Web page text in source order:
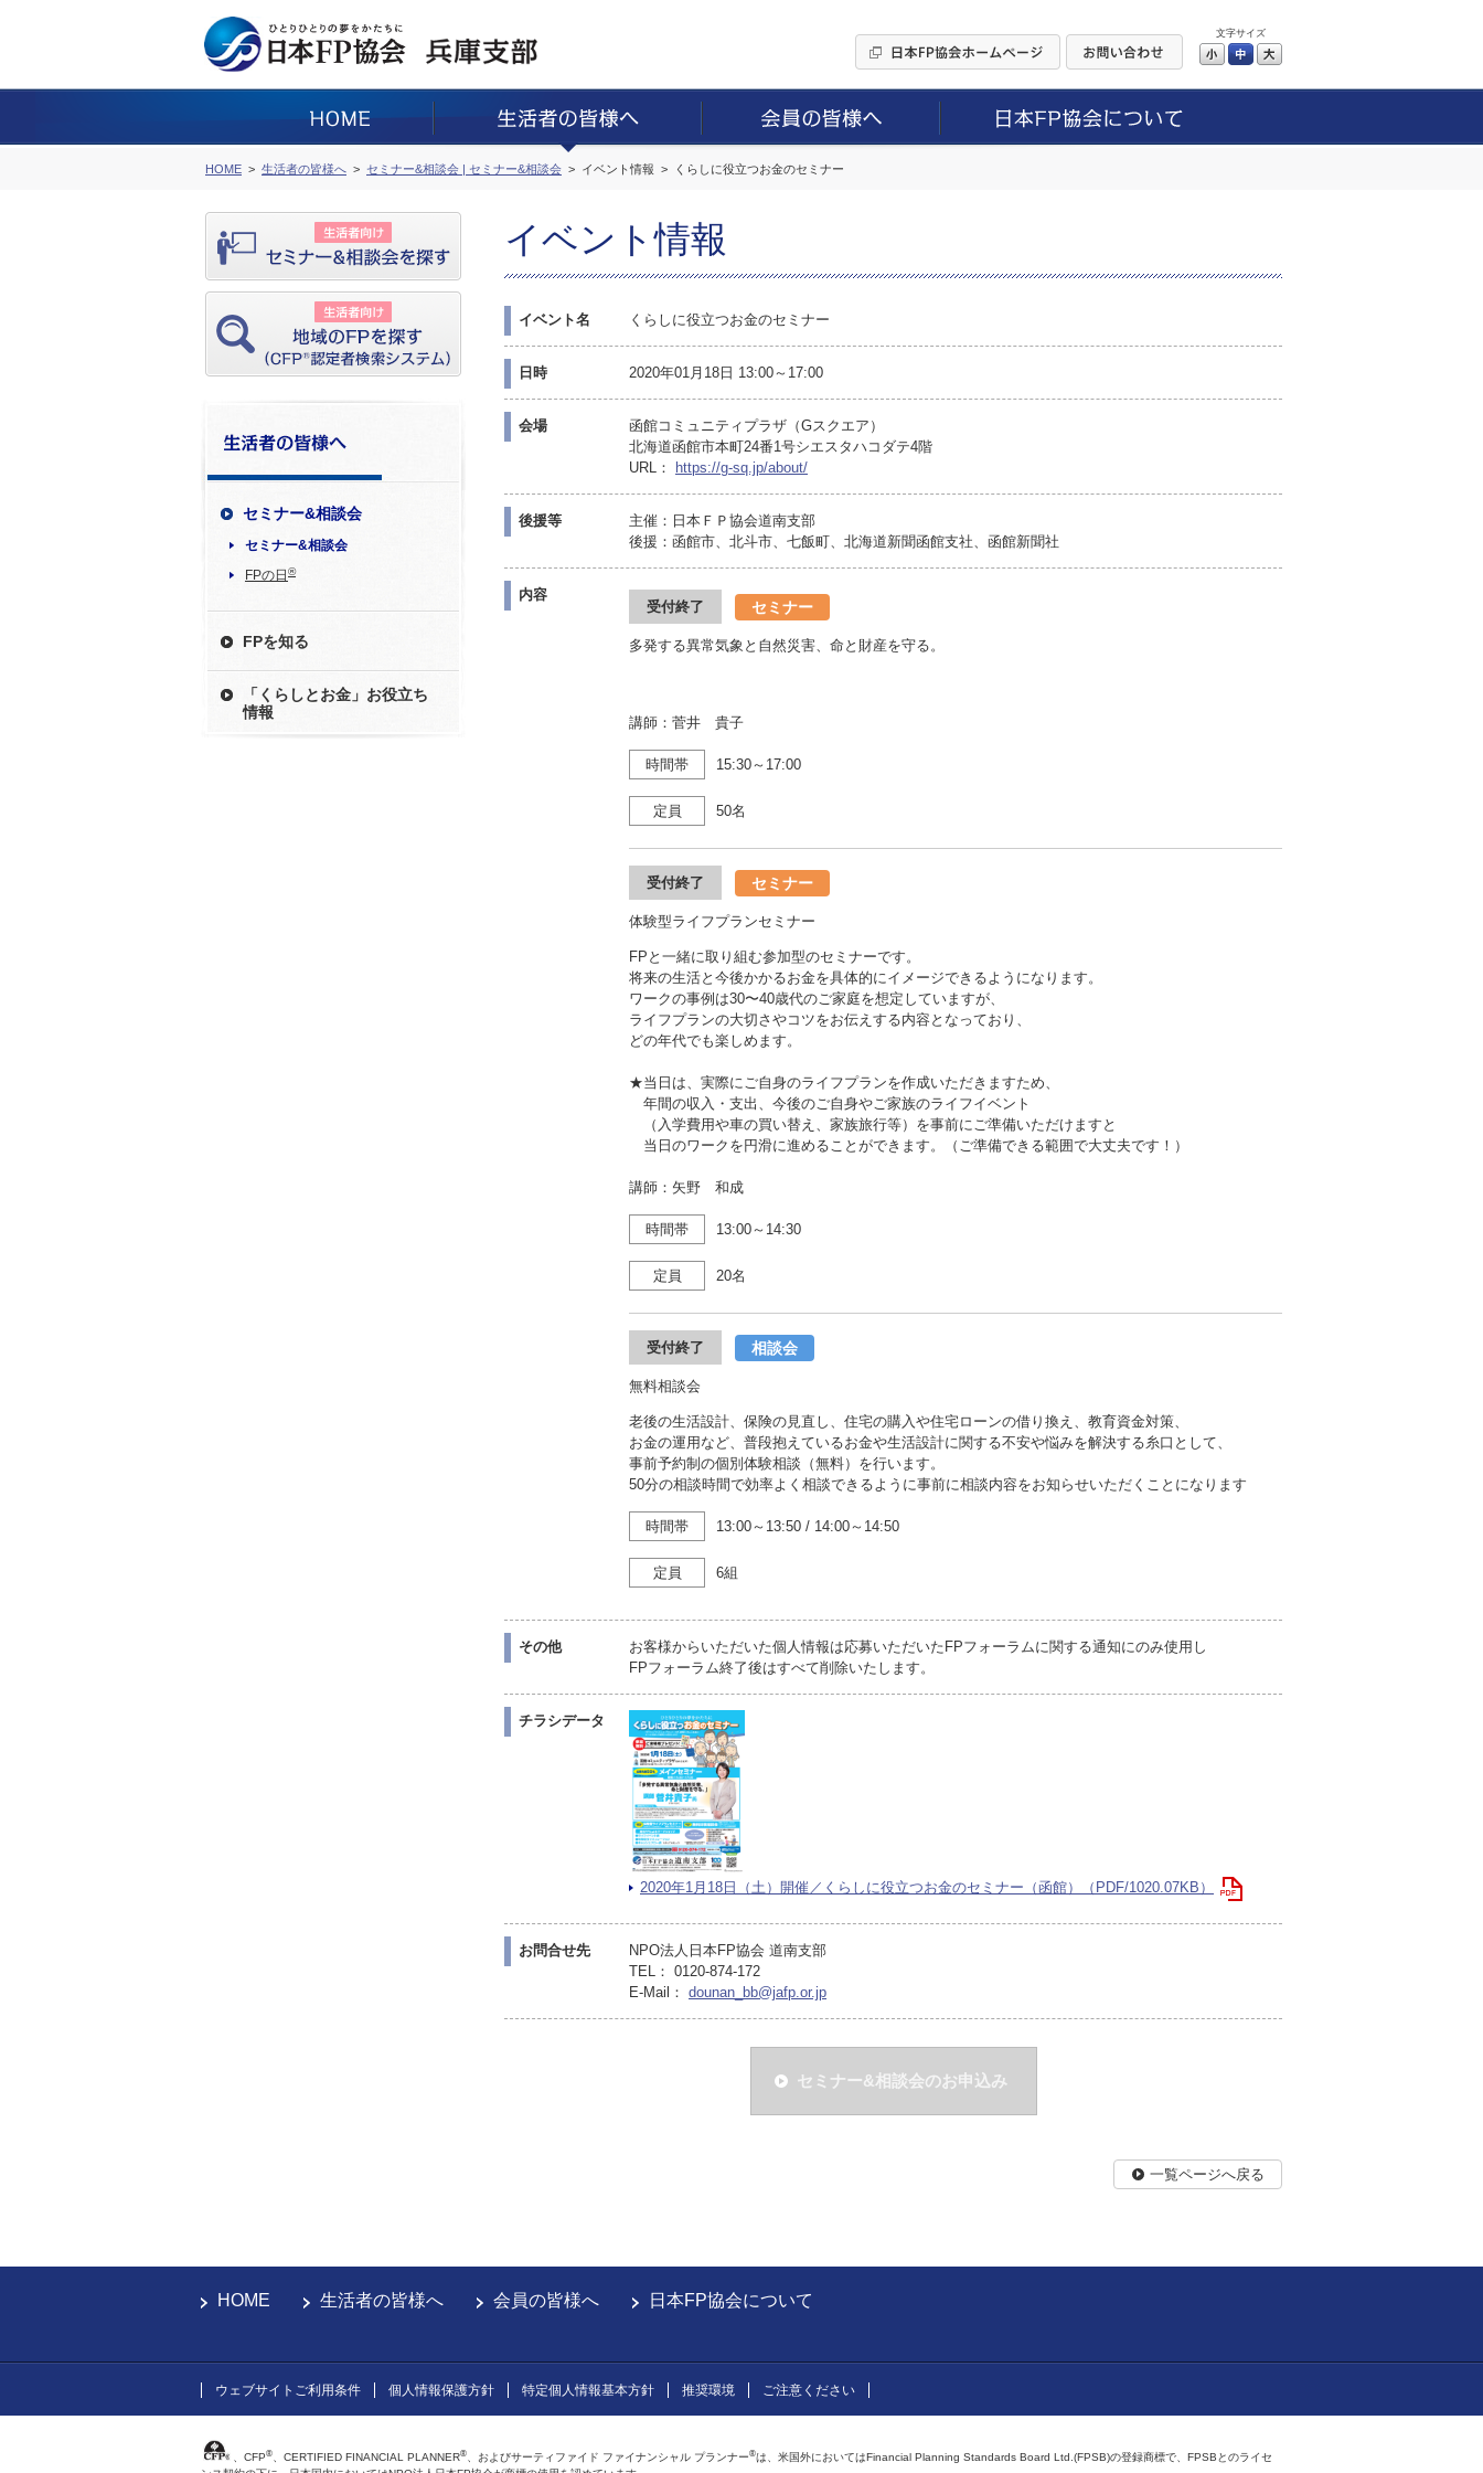
文字サイズ
小 中
HOME 生活者の皆様へ セミナー&相談会 | セミナー&相談会 イベント情報 くらしに役立つお金のセミナー
セミナー&相談会
セミナー&相談会
FPの日 ®
FPを知る
「くらしとお金」お役立ち
情報
イベント情報
イベント名 くらしに役立つお金のセミナー
日時 2020年01月18日 13:00～17:00
会場
函館コミュニティプラザ（Gスクエア）
北海道函館市本町24番1号シエスタハコダテ4階
URL：
https://g-sq.jp/about/
後援等
主催：日本ＦＰ協会道南支部
後援：函館市、北斗市、七飯町、北海道新聞函館支社、函館新聞社
内容
受付終了 セミナー
多発する異常気象と自然災害、命と財産を守る。
講師：菅井 貴子
時間帯 15:30～17:00
定員 50名
受付終了 セミナー
体験型ライフプランセミナー
FPと一緒に取り組む参加型のセミナーです。
将来の生活と今後かかるお金を具体的にイメージできるようになります。
ワークの事例は30〜40歳代のご家庭を想定していますが、
ライフプランの大切さやコツをお伝えする内容となっており、
どの年代でも楽しめます。
★当日は、実際にご自身のライフプランを作成いただきますため、
年間の収入・支出、今後のご自身やご家族のライフイベント
（入学費用や車の買い替え、家族旅行等）を事前にご準備いただけますと
当日のワークを円滑に進めることができます。（ご準備できる範囲で大丈夫です！）
講師：矢野 和成
時間帯 13:00～14:30
定員 20名
受付終了 相談会
無料相談会
老後の生活設計、保険の見直し、住宅の購入や住宅ローンの借り換え、教育資金対策、
お金の運用など、普段抱えているお金や生活設計に関する不安や悩みを解決する糸口として、
事前予約制の個別体験相談（無料）を行います。
50分の相談時間で効率よく相談できるように事前に相談内容をお知らせいただくことになります
時間帯 13:00～13:50 / 14:00～14:50
定員 6組
その他
お客様からいただいた個人情報は応募いただいたFPフォーラムに関する通知にのみ使用し
FPフォーラム終了後はすべて削除いたします。
チラシデータ
2020年1月18日（土）開催／くらしに役立つお金のセミナー（函館）（PDF/1020.07KB）
お問合せ先
NPO法人日本FP協会 道南支部
TEL： 0120-874-172
E-Mail： dounan_bb@jafp.or.jp
セミナー&相談会のお申込み
一覧ページへ戻る
HOME 生活者の皆様へ 会員の皆様へ 日本FP協会について
ウェブサイトご利用条件 個人情報保護方針 特定個人情報基本方針 推奨環境 ご注意ください
、CFP® 、CERTIFIED FINANCIAL PLANNER® 、およびサーティファイド ファイナンシャル プランナー®は、米国外においてはFinancial Planning Standards Board Ltd.(FPSB)の登録商標で、FPSBとのライセ